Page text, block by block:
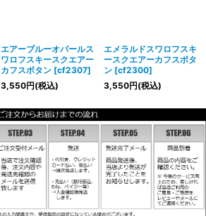
エアーブルーオパールス
ワロフスキースクエアー
カフスボタン [cf2307]
3,550円(税込)
エメラルドスワロフスキ
ースクエアーカフスボタ
ン [cf2300]
3,550円(税込)